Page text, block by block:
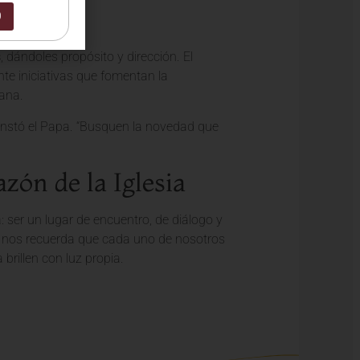
, dándoles propósito y dirección. El
iniciativas que fomentan la
el Papa. “Busquen la novedad que
de la Iglesia
ser un lugar de encuentro, de diálogo y
recuerda que cada uno de nosotros
con luz propia.